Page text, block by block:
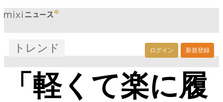
ログイン 新規登録
トレンド
「軽くて楽に履